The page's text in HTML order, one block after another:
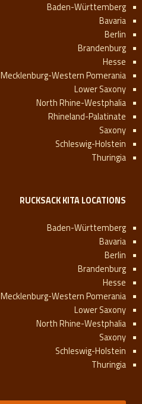
Baden-Württemberg
Bavaria
Berlin
Brandenburg
Hesse
Mecklenburg-Western Pomerania
Lower Saxony
North Rhine-Westphalia
Rhineland-Palatinate
Saxony
Schleswig-Holstein
Thuringia
RUCKSACK KITA LOCATIONS
Baden-Württemberg
Bavaria
Berlin
Brandenburg
Hesse
Mecklenburg-Western Pomerania
Lower Saxony
North Rhine-Westphalia
Saxony
Schleswig-Holstein
Thuringia